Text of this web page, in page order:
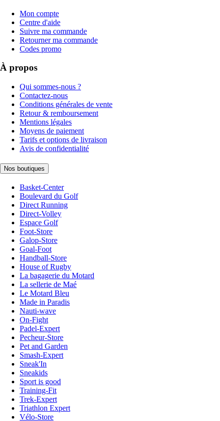
Mon compte
Centre d'aide
Suivre ma commande
Retourner ma commande
Codes promo
À propos
Qui sommes-nous ?
Contactez-nous
Conditions générales de vente
Retour & remboursement
Mentions légales
Moyens de paiement
Tarifs et options de livraison
Avis de confidentialité
Nos boutiques
Basket-Center
Boulevard du Golf
Direct Running
Direct-Volley
Espace Golf
Foot-Store
Galop-Store
Goal-Foot
Handball-Store
House of Rugby
La bagagerie du Motard
La sellerie de Maé
Le Motard Bleu
Made in Paradis
Nauti-wave
On-Fight
Padel-Expert
Pecheur-Store
Pet and Garden
Smash-Expert
Sneak'In
Sneakids
Sport is good
Training-Fit
Trek-Expert
Triathlon Expert
Vélo-Store